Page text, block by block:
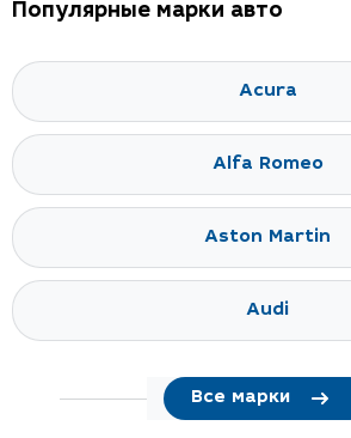
Популярные марки авто
Acura
Alfa Romeo
Aston Martin
Audi
Все марки